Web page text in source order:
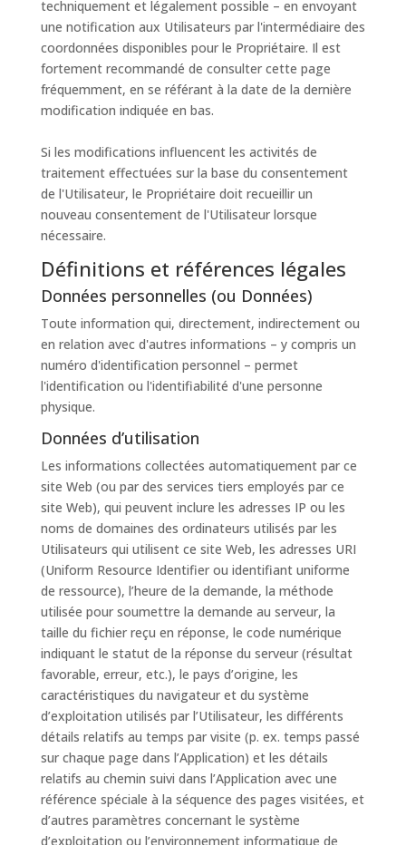
techniquement et légalement possible – en envoyant
une notification aux Utilisateurs par l'intermédiaire des
coordonnées disponibles pour le Propriétaire. Il est
fortement recommandé de consulter cette page
fréquemment, en se référant à la date de la dernière
modification indiquée en bas.
Si les modifications influencent les activités de
traitement effectuées sur la base du consentement
de l'Utilisateur, le Propriétaire doit recueillir un
nouveau consentement de l'Utilisateur lorsque
nécessaire.
Définitions et références légales
Données personnelles (ou Données)
Toute information qui, directement, indirectement ou
en relation avec d'autres informations – y compris un
numéro d'identification personnel – permet
l'identification ou l'identifiabilité d'une personne
physique.
Données d’utilisation
Les informations collectées automatiquement par ce
site Web (ou par des services tiers employés par ce
site Web), qui peuvent inclure les adresses IP ou les
noms de domaines des ordinateurs utilisés par les
Utilisateurs qui utilisent ce site Web, les adresses URI
(Uniform Resource Identifier ou identifiant uniforme
de ressource), l’heure de la demande, la méthode
utilisée pour soumettre la demande au serveur, la
taille du fichier reçu en réponse, le code numérique
indiquant le statut de la réponse du serveur (résultat
favorable, erreur, etc.), le pays d’origine, les
caractéristiques du navigateur et du système
d’exploitation utilisés par l’Utilisateur, les différents
détails relatifs au temps par visite (p. ex. temps passé
sur chaque page dans l’Application) et les détails
relatifs au chemin suivi dans l’Application avec une
référence spéciale à la séquence des pages visitées, et
d’autres paramètres concernant le système
d’exploitation ou l’environnement informatique de